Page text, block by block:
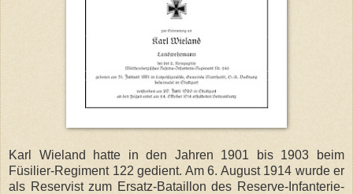
Karl Wieland hatte in den Jahren 1901 bis 1903 beim
Füsilier-Regiment 122 gedient. Am 6. August 1914 wurde er
als Reservist zum Ersatz-Bataillon des Reserve-Infanterie-